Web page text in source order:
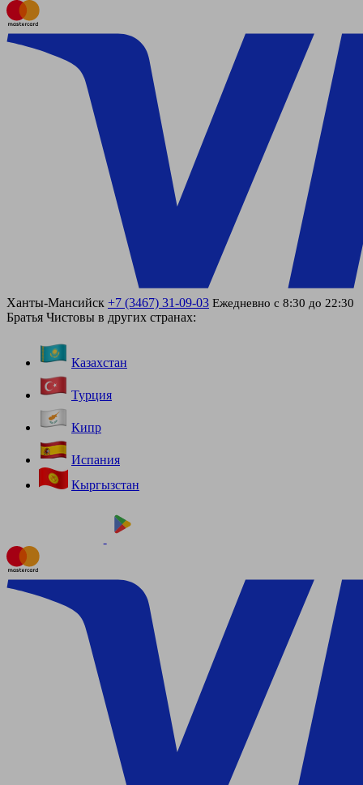
Ханты-Мансийск +7 (3467) 31-09-03 Ежедневно с 8:30 до 22:30
Братья Чистовы в других странах:
Казахстан
Турция
Кипр
Испания
Кыргызстан